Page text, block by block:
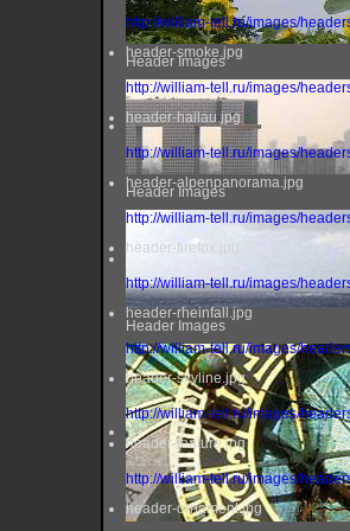
Header Images
Header Images
Header Images
http://william-tell.ru/images/
header-smoke.jpg
http://william-tell.ru/images/
header-hallau.jpg
http://william-tell.ru/images/
header-alpenpanorama.jpg
http://william-tell.ru/images/
header-firefox.jpg
http://william-tell.ru/images/
header-rheinfall.jpg
http://william-tell.ru/images/
header-skyline.jpg
http://william-tell.ru/images/
header-feature.jpg
http://william-tell.ru/images/
header-ornament.jpg